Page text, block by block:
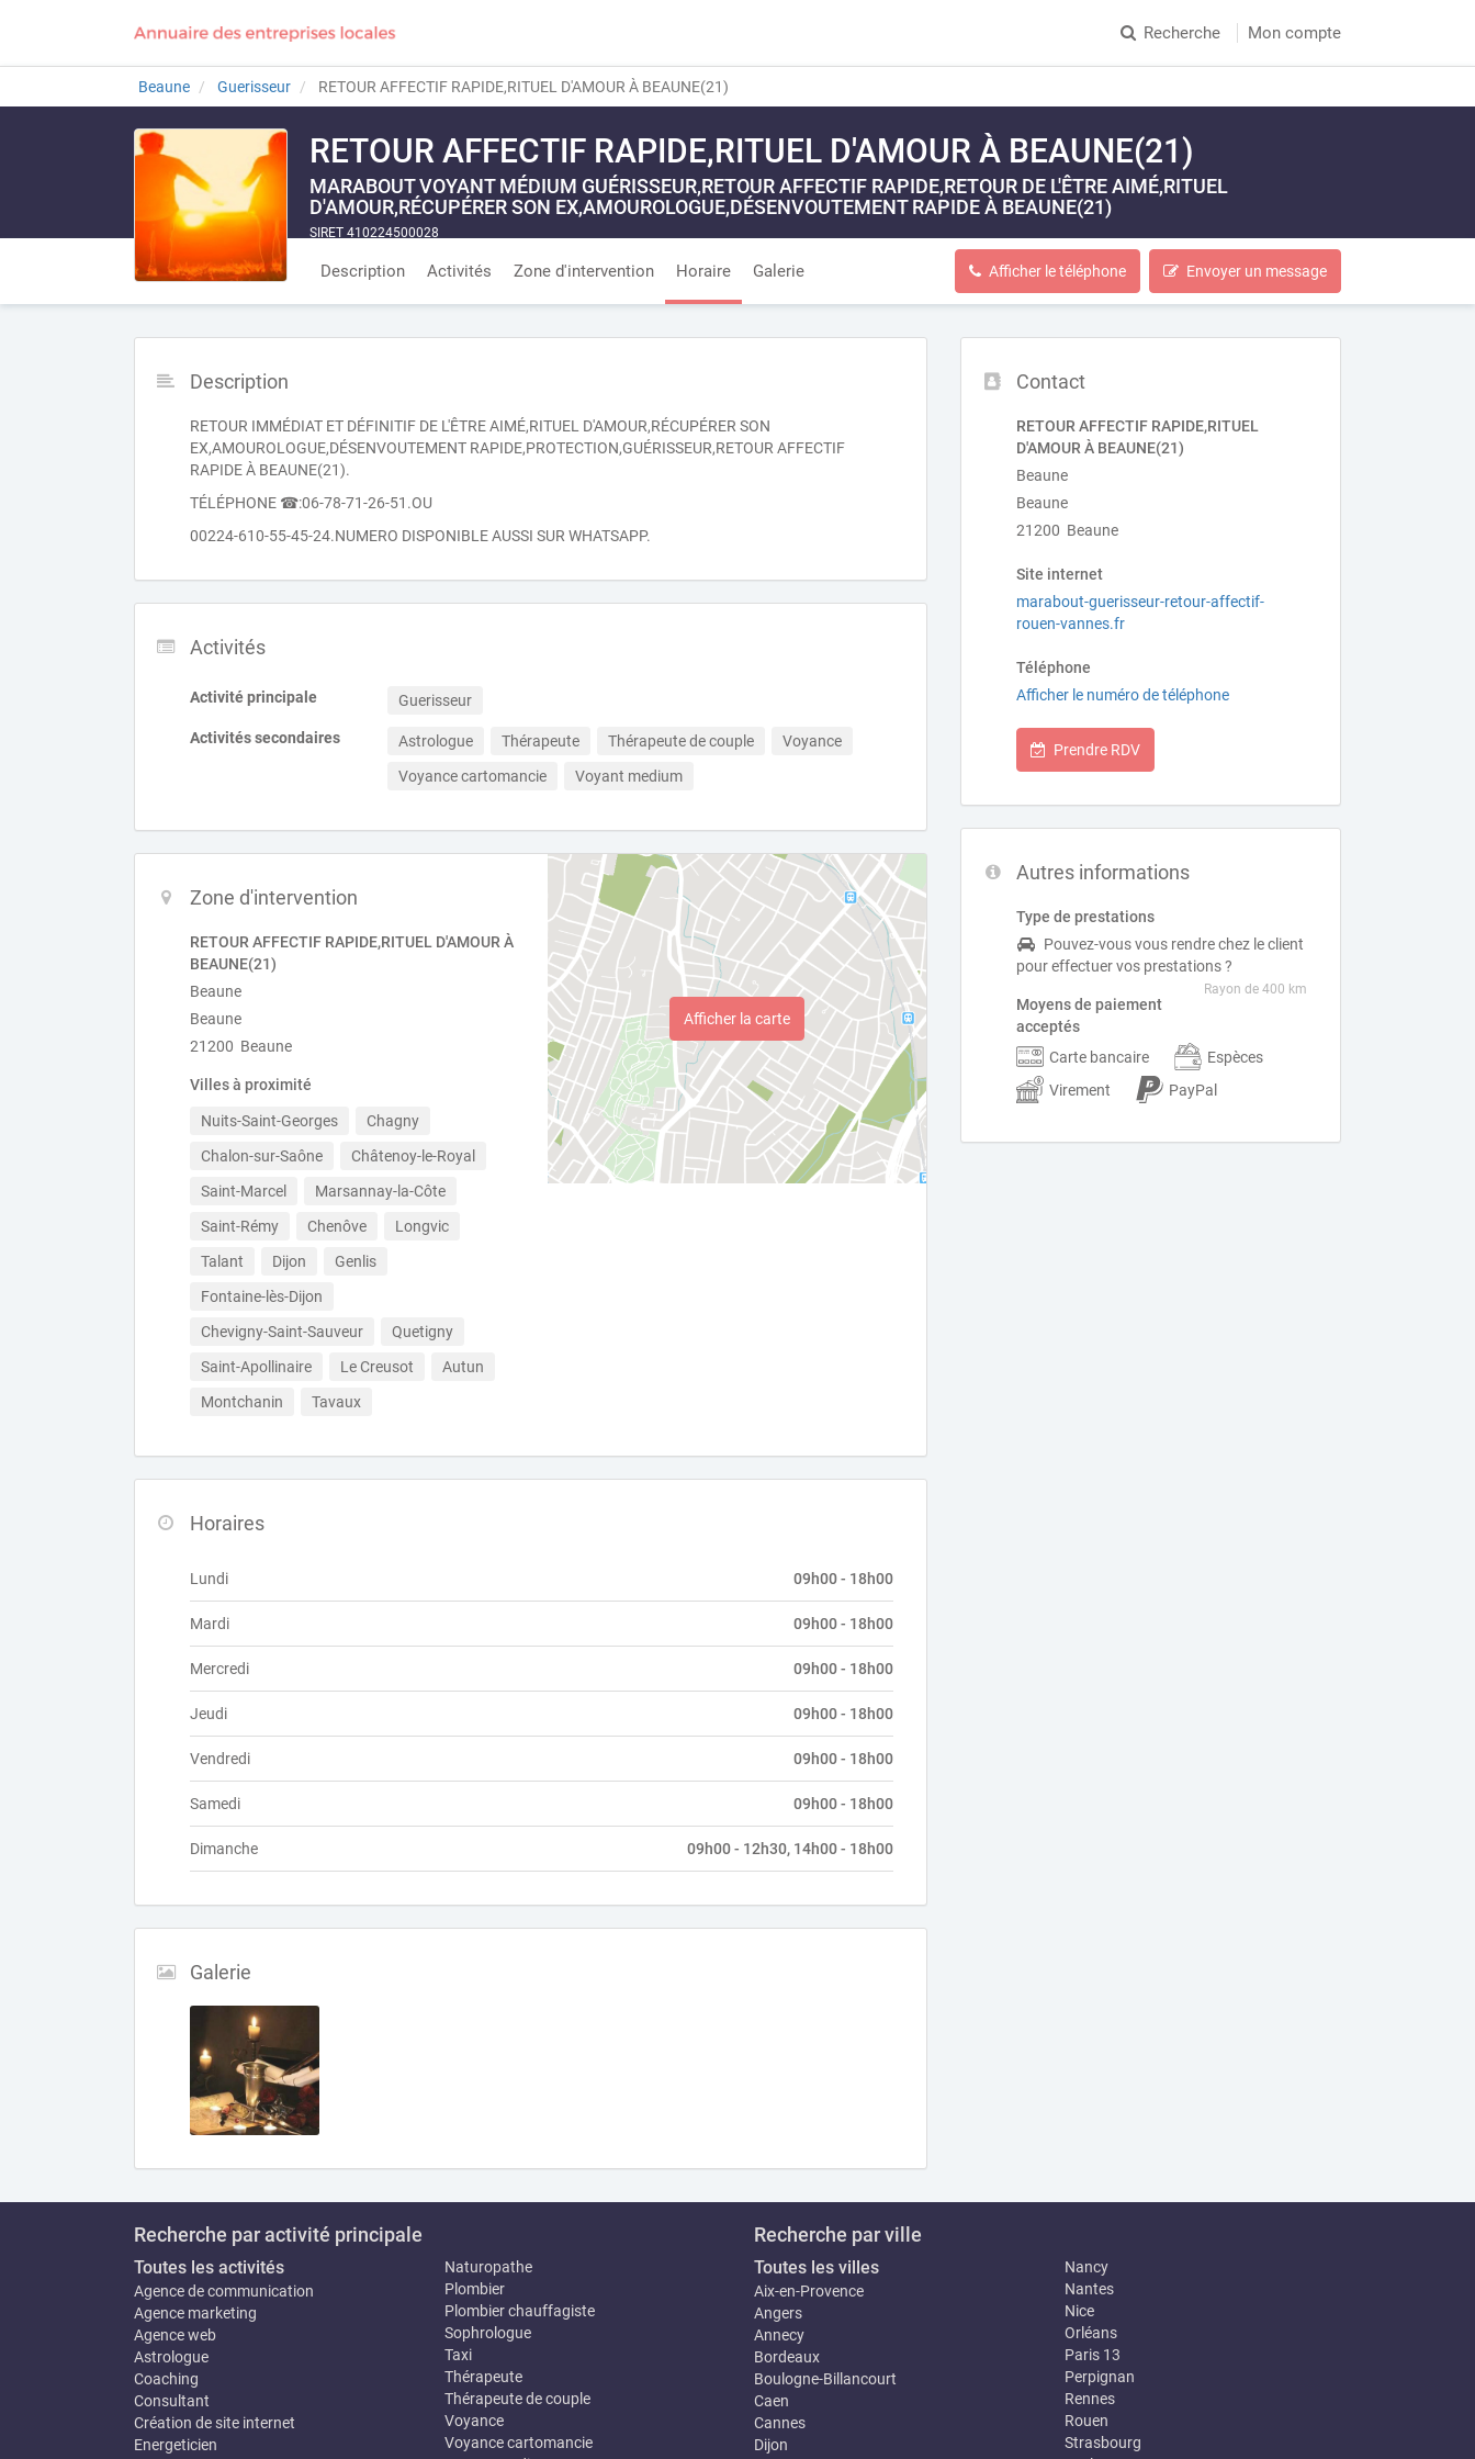
Recherche Mon compte
Beaune Guerisseur RETOUR AFFECTIF RAPIDE,RITUEL D'AMOUR À BEAUNE(21)
RETOUR AFFECTIF RAPIDE,RITUEL D'AMOUR À BEAUNE(21)
MARABOUT VOYANT MÉDIUM GUÉRISSEUR,RETOUR AFFECTIF RAPIDE,RETOUR DE L'ÊTRE AIMÉ,RITUEL
D'AMOUR,RÉCUPÉRER SON EX,AMOUROLOGUE,DÉSENVOUTEMENT RAPIDE À BEAUNE(21)
SIRET 410224500028
Description Activités Zone d'intervention Horaire Galerie Afficher le téléphone Envoyer un message
Contact
RETOUR AFFECTIF RAPIDE,RITUEL
D'AMOUR À BEAUNE(21)
Beaune
Beaune
21200 Beaune
Site internet
marabout-guerisseur-retour-affectif-
rouen-vannes.fr
Téléphone
Afficher le numéro de téléphone
Prendre RDV
Autres informations
Type de prestations
Pouvez-vous vous rendre chez le client
pour effectuer vos prestations ?
Rayon de 400 km
Moyens de paiement
acceptés
Carte bancaire
Espèces
Virement
PayPal
Description
RETOUR IMMÉDIAT ET DÉFINITIF DE L'ÊTRE AIMÉ,RITUEL D'AMOUR,RÉCUPÉRER SON
EX,AMOUROLOGUE,DÉSENVOUTEMENT RAPIDE,PROTECTION,GUÉRISSEUR,RETOUR AFFECTIF
RAPIDE À BEAUNE(21).
TÉLÉPHONE ☎:06-78-71-26-51.OU
00224-610-55-45-24.NUMERO DISPONIBLE AUSSI SUR WHATSAPP.
Activités
Activité principale Guerisseur
Activités secondaires Astrologue Thérapeute Thérapeute de couple
Voyance
Voyance cartomancie
Voyant medium
Zone d'intervention
RETOUR AFFECTIF RAPIDE,RITUEL D'AMOUR À
BEAUNE(21)
Beaune
Beaune
21200 Beaune
Villes à proximité
Nuits-Saint-Georges
Chagny
Chalon-sur-Saône
Châtenoy-le-Royal
Saint-Marcel
Marsannay-la-Côte
Saint-Rémy
Chenôve
Longvic
Talant
Dijon
Genlis
Fontaine-lès-Dijon
Chevigny-Saint-Sauveur
Quetigny
Saint-Apollinaire
Le Creusot
Autun
Montchanin
Tavaux
Afficher la carte
Horaires
Lundi 09h00 - 18h00
Mardi 09h00 - 18h00
Mercredi 09h00 - 18h00
Jeudi 09h00 - 18h00
Vendredi 09h00 - 18h00
Samedi 09h00 - 18h00
Dimanche 09h00 - 12h30, 14h00 - 18h00
Galerie
Recherche par activité principale
Toutes les activités
Agence de communication
Agence marketing
Agence web
Astrologue
Coaching
Consultant
Création de site internet
Energeticien
Naturopathe
Plombier
Plombier chauffagiste
Sophrologue
Taxi
Thérapeute
Thérapeute de couple
Voyance
Voyance cartomancie
Recherche par ville
Toutes les villes
Aix-en-Provence
Angers
Annecy
Bordeaux
Boulogne-Billancourt
Caen
Cannes
Dijon
Nancy
Nantes
Nice
Orléans
Paris 13
Perpignan
Rennes
Rouen
Strasbourg